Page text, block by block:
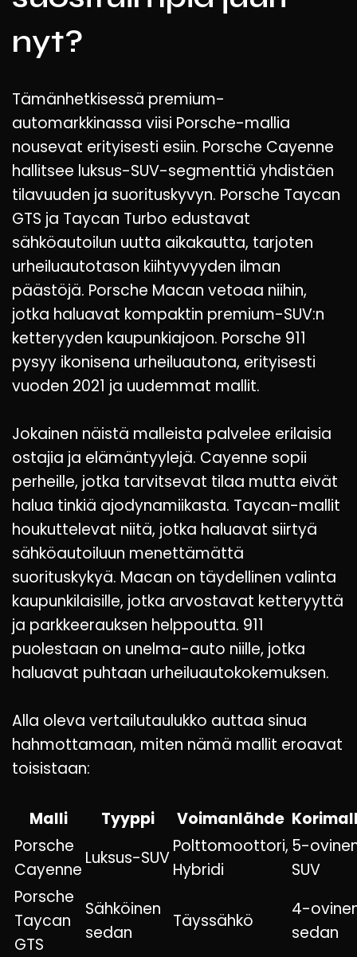
nyt?
Tämänhetkisessä premium-
automarkkinassa viisi Porsche-mallia
nousevat erityisesti esiin. Porsche Cayenne
hallitsee luksus-SUV-segmenttiä yhdistäen
tilavuuden ja suorituskyvyn. Porsche Taycan
GTS ja Taycan Turbo edustavat
sähköautoilun uutta aikakautta, tarjoten
urheiluautotason kiihtyvyyden ilman
päästöjä. Porsche Macan vetoaa niihin,
jotka haluavat kompaktin premium-SUV:n
ketteryyden kaupunkiajoon. Porsche 911
pysyy ikonisena urheiluautona, erityisesti
vuoden 2021 ja uudemmat mallit.
Jokainen näistä malleista palvelee erilaisia
ostajia ja elämäntyylejä. Cayenne sopii
perheille, jotka tarvitsevat tilaa mutta eivät
halua tinkiä ajodynamiikasta. Taycan-mallit
houkuttelevat niitä, jotka haluavat siirtyä
sähköautoiluun menettämättä
suorituskykyä. Macan on täydellinen valinta
kaupunkilaisille, jotka arvostavat ketteryyttä
ja parkkeerauksen helppoutta. 911
puolestaan on unelma-auto niille, jotka
haluavat puhtaan urheiluautokokemuksen.
Alla oleva vertailutaulukko auttaa sinua
hahmottamaan, miten nämä mallit eroavat
toisistaan:
Malli Tyyppi Voimanlähde
Porsche
Cayenne
Luksus-SUV
Polttomoottori,
Hybridi
5-
SUV
Porsche
Taycan
GTS
Sähköinen
sedan
Täyssähkö
4-
sedan